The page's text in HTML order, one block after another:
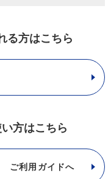
る方はこちら
方はこちら
ご利用ガイドへ